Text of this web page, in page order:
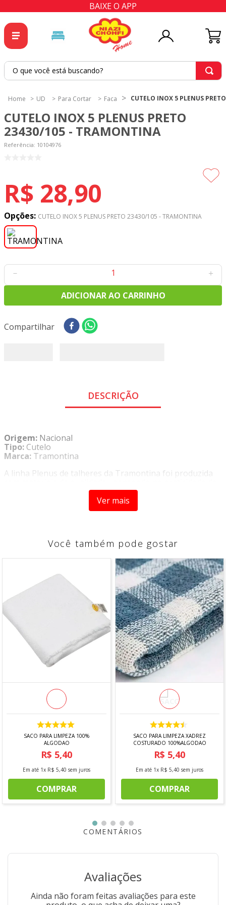
BAIXE O APP
O que você está buscando?
UD Para Cortar Faca CUTELO INOX 5 PLENUS
CUTELO INOX 5 PLENUS PRETO
23430/105 - TRAMONTINA
Referência: 10104976
R$ 28,90
Opções: CUTELO INOX 5 PLENUS PRETO 23430/105 - TRAMONTINA
＋
－
ADICIONAR AO CARRINHO
Compartilhar
DESCRIÇÃO
Origem: Nacional
Tipo: Cutelo
Marca: Tramontina
A linha Plenus de talheres da Tramontina foi produzida
dia a dia, com o design moderno possui a linha oferece
talheres com cinco opções de cores, que irá combinar
com a decoração de qualquer cozinha. Além de trazer
COMPOSIÇÃO
- Lâminas em aço inox.
- Cabos de polipropileno.
ITENS INCLUSOS
CARACTERÍSTICAS
Cor Preto
ESPECIFICAÇÕES
- Antes da primeira utilização, lave bem as peças e seque-
- Tenha cuidado ao manusear produtos cortantes e
perfurantes e mantenha-os fora do alcance de crianças.
- Para maior durabilidade dos produtos, recomenda-se
secar bem antes de guardar, mesmo após lavagem em
máquina.
- Para descarte dos produtos e embalagens siga as
orientações de reciclagem vigentes.
*Imagem meramente ilustrativa
Ver mais
Você também pode gostar
SACO PARA LIMPEZA 100%
ALGODAO
R$ 5,40
Em até 1x R$ 5,40 sem juros
COMPRAR
SACO PARA LIMPEZA XADREZ
COSTURADO 100%ALGODAO
R$ 5,40
Em até 1x R$ 5,40 sem juros
COMPRAR
COMENTÁRIOS
Avaliações
Ainda não foram feitas avaliações para este
2º
tapete
cortina
6º
tecido tricoline
7º
percal
8
tecido oxford
9º
tricoline digital
10º tecidos